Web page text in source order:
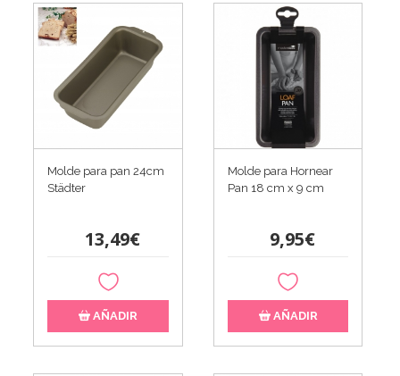
Molde para pan 24cm
Städter
13,49€
AÑADIR
Molde para Hornear
Pan 18 cm x 9 cm
9,95€
AÑADIR